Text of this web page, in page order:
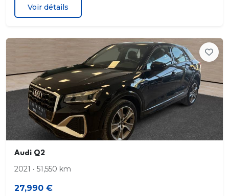
pneus 235/55 R18
MMI Navigation plus avec MMI touch response
Pack Aluminium Intérieur
Pack Brillance Extérieur
Pack Extérieur
Pack intérieur estéhtique S line
Pack S line extérieur
Voir détails
Audi Q2
2021 • 51,550 km
27,990 €